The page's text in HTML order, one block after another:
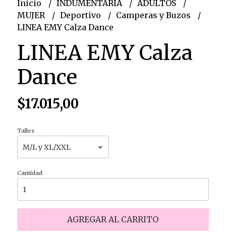
Inicio INDUMENTARIA
ADULTOS
MUJER
Deportivo
Camperas y Buzos
LINEA EMY Calza Dance
LINEA EMY Calza
Dance
$17.015,00
Talles
Cantidad
AGREGAR AL CARRITO